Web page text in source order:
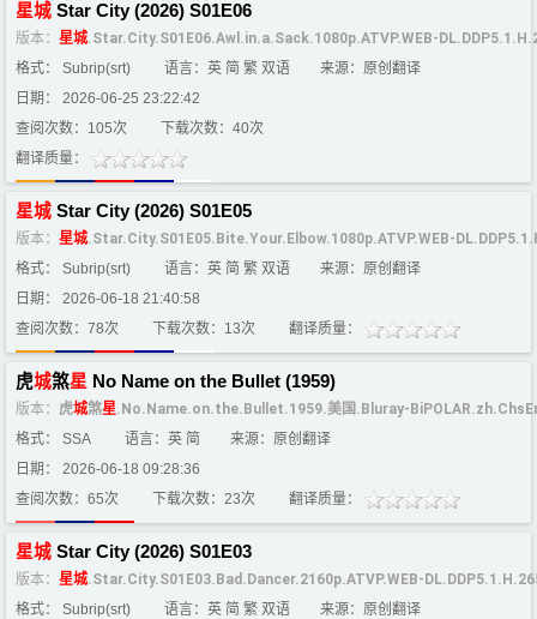
星城 Star City (2026) S01E06
版本： 星城.Star.City.S01E06.Awl.in.a.Sack.1080p.ATVP.WEB-
格式： Subrip(srt)
语言：英 简 繁 双语
来源：原创翻译
日期： 2026-06-25 23:22:42
查阅次数：105次
下载次数：40次
翻译质量：
星城 Star City (2026) S01E05
版本： 星城.Star.City.S01E05.Bite.Your.Elbow.1080p.ATVP.WEB-
格式： Subrip(srt)
语言：英 简 繁 双语
来源：原创翻译
日期： 2026-06-18 21:40:58
查阅次数：78次
下载次数：13次 翻译质量：
虎城煞星 No Name on the Bullet (1959)
版本： 虎城煞星.No.Name.on.the.Bullet.1959.美国.Bluray-
格式： SSA
语言：英 简
来源：原创翻译
日期： 2026-06-18 09:28:36
查阅次数：65次
下载次数：23次 翻译质量：
星城 Star City (2026) S01E03
版本： 星城.Star.City.S01E03.Bad.Dancer.2160p.ATVP.WEB-
格式： Subrip(srt)
语言：英 简 繁 双语
来源：原创翻译